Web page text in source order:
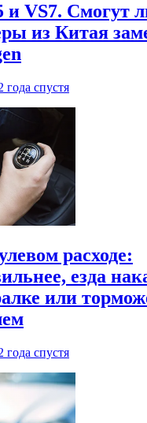
и VS7. Смогут
из Китая
года спустя
расходе:
езда
или
года спустя